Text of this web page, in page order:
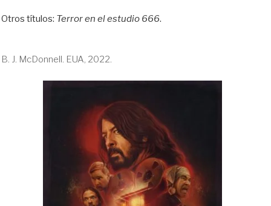
Otros títulos: Terror en el estudio 666.
B. J. McDonnell. EUA, 2022.